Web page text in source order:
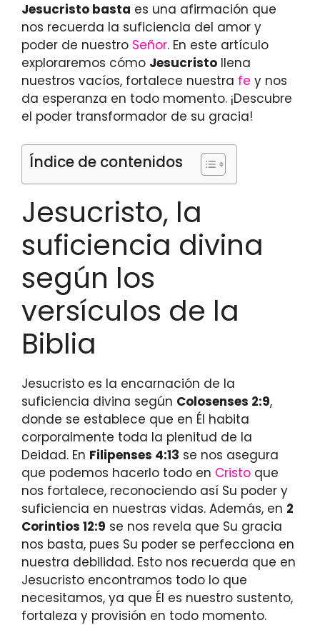
Jesucristo basta es una afirmación que
nos recuerda la suficiencia del amor y
poder de nuestro Señor. En este artículo
exploraremos cómo Jesucristo llena
nuestros vacíos, fortalece nuestra fe y nos
da esperanza en todo momento. ¡Descubre
el poder transformador de su gracia!
Índice de contenidos
Jesucristo, la
suficiencia divina
según los
versículos de la
Biblia
Jesucristo es la encarnación de la
suficiencia divina según Colosenses 2:9,
donde se establece que en Él habita
corporalmente toda la plenitud de la
Deidad. En Filipenses 4:13 se nos asegura
que podemos hacerlo todo en Cristo que
nos fortalece, reconociendo así Su poder y
suficiencia en nuestras vidas. Además, en 2
Corintios 12:9 se nos revela que Su gracia
nos basta, pues Su poder se perfecciona en
nuestra debilidad. Esto nos recuerda que en
Jesucristo encontramos todo lo que
necesitamos, ya que Él es nuestro sustento,
fortaleza y provisión en todo momento.